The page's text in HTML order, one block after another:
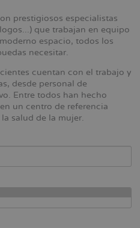
prestigiosos especialistas
que trabajan en equipo
espacio, todos los
necesitar.
cuentan con el trabajo y
desde personal de
Entre todos han hecho
un centro de referencia
salud de la mujer.